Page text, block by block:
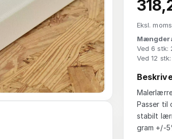
Eksl.
Ved 6 stk:
Ved 12
Passer til
stabilt
gram +/-